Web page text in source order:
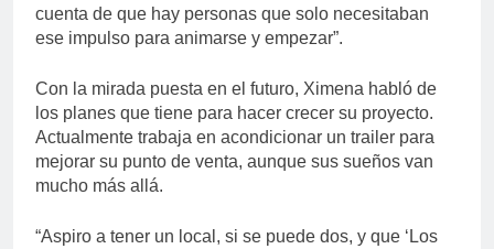
cuenta de que hay personas que solo necesitaban
ese impulso para animarse y empezar”.
Con la mirada puesta en el futuro, Ximena habló de
los planes que tiene para hacer crecer su proyecto.
Actualmente trabaja en acondicionar un trailer para
mejorar su punto de venta, aunque sus sueños van
mucho más allá.
“Aspiro a tener un local, si se puede dos, y que ‘Los